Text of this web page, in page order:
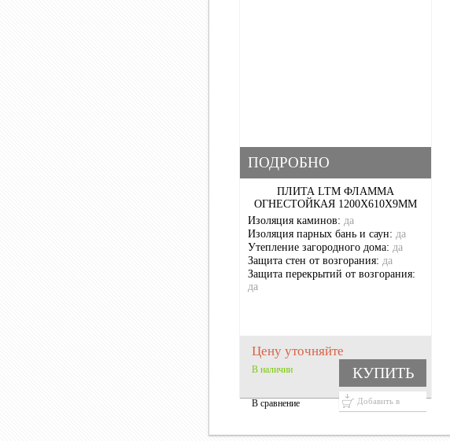
ПОДРОБНО
ПЛИТА LTM ФЛАММА
ОГНЕСТОЙКАЯ 1200Х610Х9ММ
Изоляция каминов: да
Изоляция парных бань и саун: да
Утепление загородного дома: да
Защита стен от возгорания: да
Защита перекрытий от возгорания:
да
Цену уточняйте
В наличии КУПИТЬ
В сравнение Добавить в